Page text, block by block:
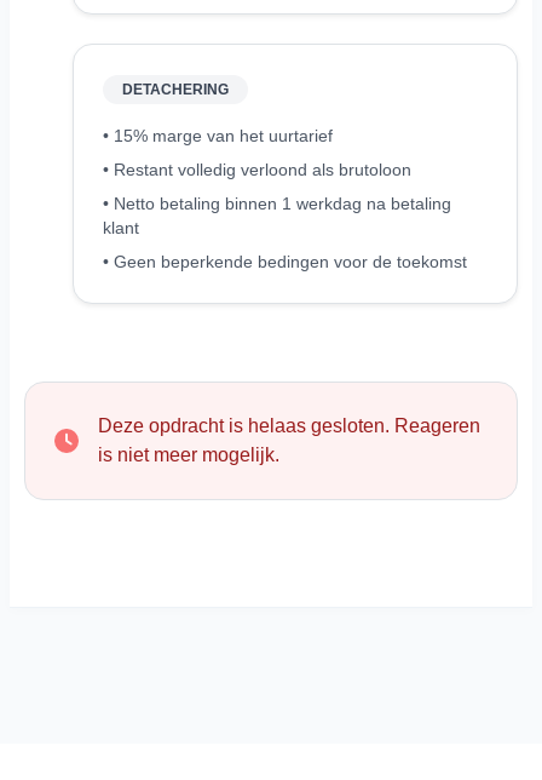
DETACHERING
• 15% marge van het uurtarief
• Restant volledig verloond als brutoloon
• Netto betaling binnen 1 werkdag na betaling
klant
• Geen beperkende bedingen voor de toekomst
Deze opdracht is helaas gesloten. Reageren
is niet meer mogelijk.